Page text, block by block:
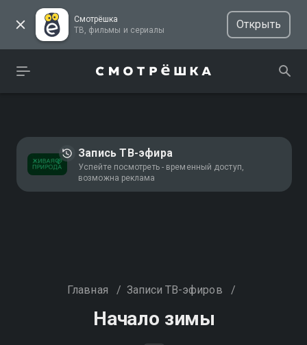
Смотрёшка
ТВ, фильмы и сериалы
Открыть
Запись ТВ-эфира
Успейте посмотреть - временный доступ,
возможна реклама
Главная / Записи ТВ-эфиров /
Начало зимы